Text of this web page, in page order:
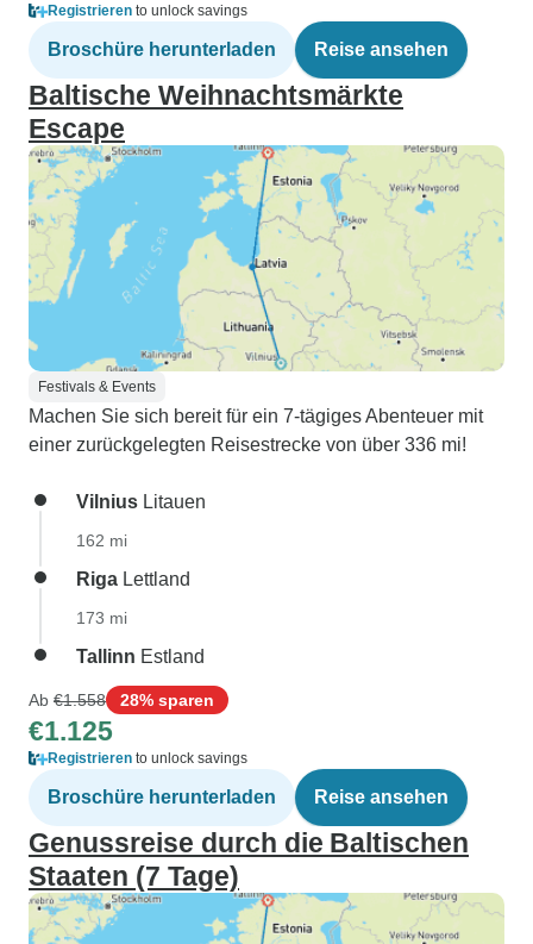
Registrieren to unlock savings
Broschüre herunterladen Reise ansehen
Baltische Weihnachtsmärkte
Escape
Festivals & Events
Machen Sie sich bereit für ein 7-tägiges Abenteuer mit
einer zurückgelegten Reisestrecke von über 336 mi!
Vilnius Litauen
162 mi
Riga Lettland
173 mi
Tallinn Estland
Ab €1.558 28% sparen
€1.125
Registrieren to unlock savings
Broschüre herunterladen Reise ansehen
Genussreise durch die Baltischen
Staaten (7 Tage)